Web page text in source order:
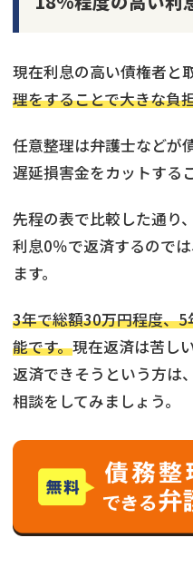
現在利息の高い債権者と
理をすることで大きな負
任意整理は弁護士などが
遅延損害金をカットする
先程の表で比較した通り
利息0％で返済するので
ます。
3年で総額30万円程度、
能です。現在返済は苦し
返済できそうという方は
相談をしてみましょう。